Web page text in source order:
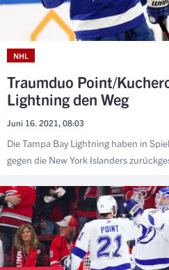
NHL
Traumduo Point/
Lightning den Weg
Juni 16. 2021, 08:03
Die Tampa Bay Lightning haben in
gegen die New York Islanders